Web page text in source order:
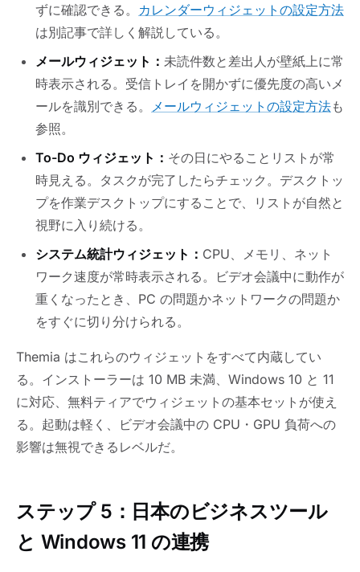
ずに確認できる。 カレンダーウィジェットの設定方法
は別記事で詳しく解説している。
メールウィジェット： 未読件数と差出人が壁紙上に常
時表示される。受信トレイを開かずに優先度の高いメ
ールを識別できる。
メールウィジェットの設定方法も
参照。
To-Do ウィジェット： その日にやることリストが常
時見える。タスクが完了したらチェック。デスクトッ
プを作業デスクトップにすることで、リストが自然と
視野に入り続ける。
システム統計ウィジェット： CPU、メモリ、ネット
ワーク速度が常時表示される。ビデオ会議中に動作が
重くなったとき、PC の問題かネットワークの問題か
をすぐに切り分けられる。
Themia はこれらのウィジェットをすべて内蔵してい
る。インストーラーは 10 MB 未満、Windows 10 と 11
に対応、無料ティアでウィジェットの基本セットが使え
る。起動は軽く、ビデオ会議中の CPU・GPU 負荷への
影響は無視できるレベルだ。
ステップ 5：日本のビジネスツール
と Windows 11 の連携